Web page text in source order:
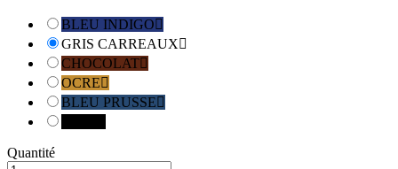
BLEU INDIGO
GRIS CARREAUX
CHOCOLAT
OCRE
BLEU PRUSSE
Quantité